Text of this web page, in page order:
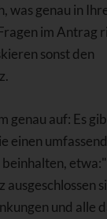
was genau in
im Antrag
sonst den
genau auf: Es
einen
beinhalten,
und alle